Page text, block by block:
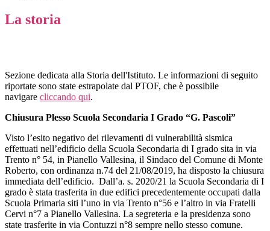
La storia
Sezione dedicata alla Storia dell'Istituto. Le informazioni di seguito
riportate sono state estrapolate dal PTOF, che è possibile
navigare cliccando qui.
Chiusura Plesso Scuola Secondaria I Grado “G. Pascoli”
Visto l’esito negativo dei rilevamenti di vulnerabilità sismica
effettuati nell’edificio della Scuola Secondaria di I grado sita in via
Trento n° 54, in Pianello Vallesina, il Sindaco del Comune di Monte
Roberto, con ordinanza n.74 del 21/08/2019, ha disposto la chiusura
immediata dell’edificio. Dall’a. s. 2020/21 la Scuola Secondaria di I
grado è stata trasferita in due edifici precedentemente occupati dalla
Scuola Primaria siti l’uno in via Trento n°56 e l’altro in via Fratelli
Cervi n°7 a Pianello Vallesina. La segreteria e la presidenza sono
state trasferite in via Contuzzi n°8 sempre nello stesso comune.